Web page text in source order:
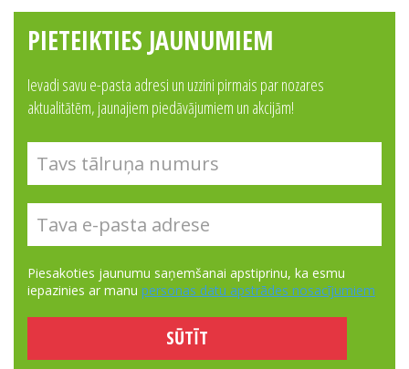
PIETEIKTIES JAUNUMIEM
Ievadi savu e-pasta adresi un uzzini pirmais par nozares
aktualitātēm, jaunajiem piedāvājumiem un akcijām!
Piesakoties jaunumu saņemšanai apstiprinu, ka esmu
iepazinies ar manu personas datu apstrādes nosacījumiem